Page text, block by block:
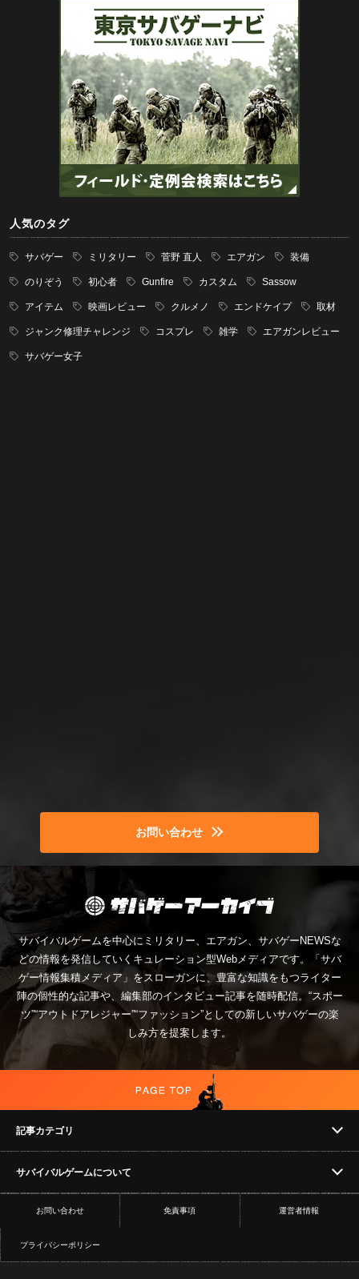
人気のタグ
サバゲー ミリタリー 菅野 直人 エアガン 装備
のりぞう 初心者 Gunfire カスタム Sassow
アイテム 映画レビュー クルメノ エンドケイプ 取材
ジャンク修理チャレンジ コスプレ 雑学 エアガンレビュー
サバゲー女子
お問い合わせ
サバイバルゲームを中心にミリタリー、エアガン、サバゲーNEWSな
どの情報を発信していくキュレーション型Webメディアです。「サバ
ゲー情報集積メディア」をスローガンに、豊富な知識をもつライター
陣の個性的な記事や、編集部のインタビュー記事を随時配信。“スポー
ツ”“アウトドアレジャー”“ファッション”としての新しいサバゲーの楽
しみ方を提案します。
記事カテゴリ
NEWS
イベント
コラム
サバイバルゲームについて
フィールド
お問い合わせ 免責事項 運営者情報
プライバシーポリシー